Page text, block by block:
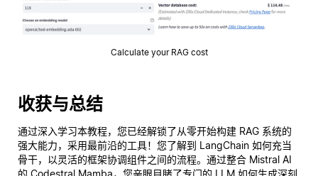
Calculate your RAG cost
收获与总结
通过深入学习本教程，您已经解锁了从零开始构建 RAG 系统的
强大能力，采用最前沿的工具！您了解到 LangChain 如何充当
骨干，以灵活的框架协调组件之间的流程。通过整合 Mistral AI
的 Codestral Mamba，您亲眼目睹了专门的 LLM 如何生成深刻